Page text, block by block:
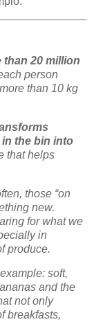
than 20 million
person
than 10 kg
the bin into
that helps
those “on
new.
for what we
in
produce.
soft,
and the
not only
breakfasts,